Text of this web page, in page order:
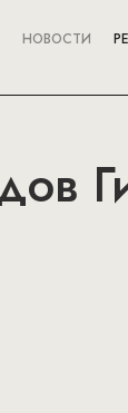
НОВОСТИ